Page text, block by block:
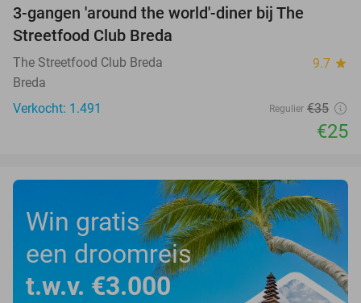
3-gangen 'around the world'-diner bij The
Streetfood Club Breda
The Streetfood Club Breda 9.7 star
Breda
Verkocht: 1.491
Regulier €35
€25
Win gratis
een droomreis
t.w.v. €3.000